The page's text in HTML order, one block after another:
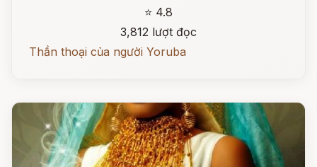
⭐ 4.8
3,812 lượt đọc
Thần thoại của người Yoruba